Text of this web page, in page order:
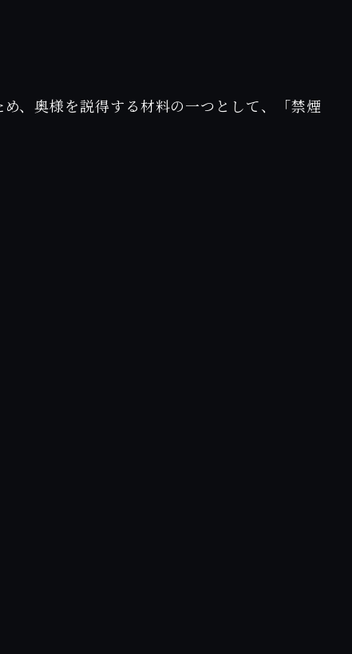
、奥様を説得する材料の一つとして、「禁煙